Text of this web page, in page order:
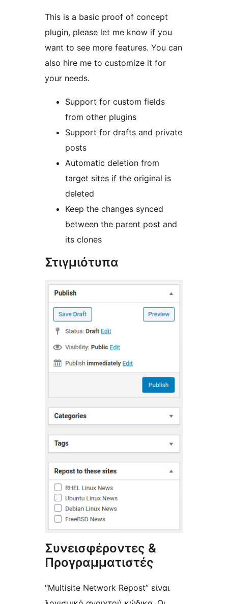
This is a basic proof of concept
plugin, please let me know if you
want to see more features. You can
also hire me to customize it for
your needs.
Support for custom fields
from other plugins
Support for drafts and private
posts
Automatic deletion from
target sites if the original is
deleted
Keep the changes synced
between the parent post and
its clones
Στιγμιότυπα
Συνεισφέροντες &
Προγραμματιστές
“Multisite Network Repost” είναι